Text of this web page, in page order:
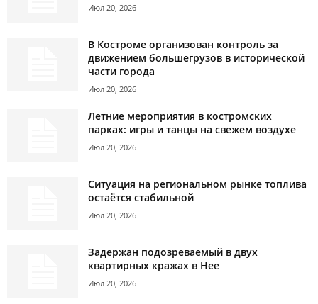
Июл 20, 2026
В Костроме организован контроль за
движением большегрузов в исторической
части города
Июл 20, 2026
Летние мероприятия в костромских
парках: игры и танцы на свежем воздухе
Июл 20, 2026
Ситуация на региональном рынке топлива
остаётся стабильной
Июл 20, 2026
Задержан подозреваемый в двух
квартирных кражах в Нее
Июл 20, 2026